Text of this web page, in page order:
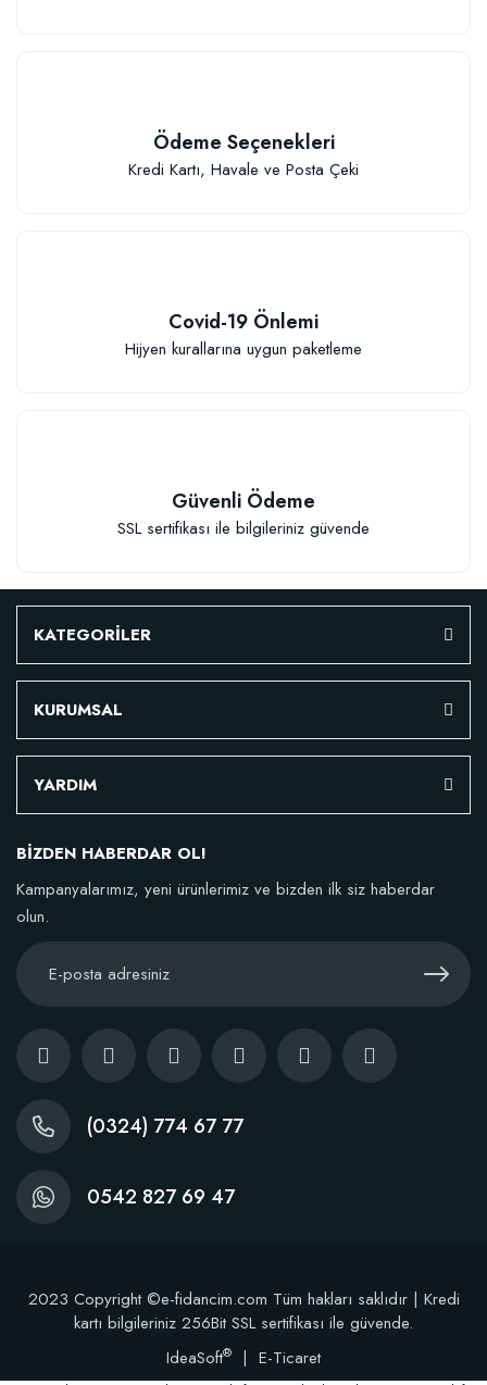
Sepete Ekle
TÜKENDI
Granül Kaktüs Sukulent Gübresi (0,5 kg)
Stokta Yok
Kaktüs Sukulent Üretim Saksısı 5,5 Luk (50 adet)
Ödeme Seçenekleri
Kredi Kartı, Havale ve Posta Çeki
Covid-19 Önlemi
Hijyen kurallarına uygun paketleme
Güvenli Ödeme
SSL sertifikası ile bilgileriniz güvende
KATEGORİLER
KURUMSAL
YARDIM
BİZDEN HABERDAR OL!
Kampanyalarımız, yeni ürünlerimiz ve bizden ilk siz haberdar
olun.
(0324) 774 67 77
0542 827 69 47
2023 Copyright ©e-fidancim.com Tüm hakları saklıdır | Kredi
kartı bilgileriniz 256Bit SSL sertifikası ile güvende.
IdeaSoft® | E-Ticaret